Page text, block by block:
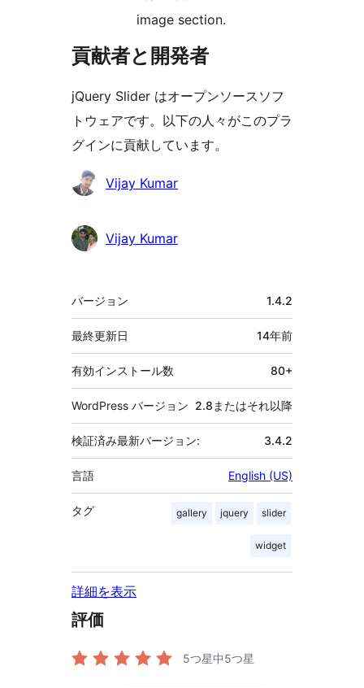
image section.
貢献者と開発者
jQuery Slider はオープンソースソフ
トウェアです。以下の人々がこのプラ
グインに貢献しています。
貢
者
Vijay Kumar
Vijay Kumar
メ
タ
バージョン 1.4.2
最終更新日 14年前
有効インストール数 80+
WordPress バージョン 2.8またはそれ以降
検証済み最新バージョン: 3.4.2
言語 English (US)
タグ gallery jquery slider
widget
詳細を表示
評価
5つ星中5つ星